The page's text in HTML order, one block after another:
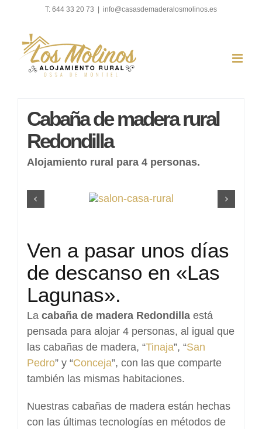
contenido
T: 644 33 20 73 info@casasdemaderalosmolinos.es
Cabaña de madera rural
Redondilla
Alojamiento rural para 4 personas.
Ven a pasar unos días
de descanso en «Las
Lagunas».
La cabaña de madera Redondillaestá
pensada para alojar 4 personas, al igual que
las cabañas de madera, “Tinaja”, “San
Pedro” y “Conceja”, con las que comparte
también las mismas habitaciones.
Nuestras cabañas de madera están hechas
con las últimas tecnologías en métodos de